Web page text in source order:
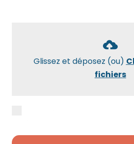
Glissez et déposez (ou)
fichiers